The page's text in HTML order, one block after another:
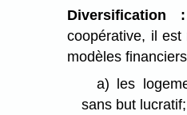
Diversification :
coopérative, il est
modèles
a)
les
sans but lucratif;